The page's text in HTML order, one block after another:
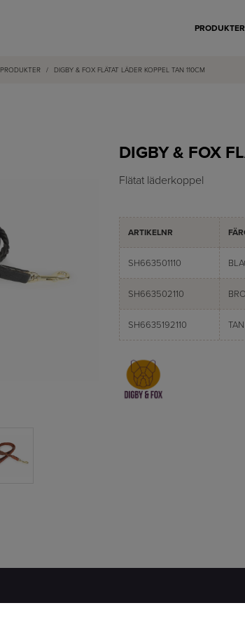
PRODUKTER
PRODUKTER / DIGBY & FOX FLÄTAT LÄDER KOPPEL TAN 110CM
DIGBY & FOX
Flätat läderkoppel
ARTIKELNR
SH663501110
SH663502110
SH6635192110 TAN